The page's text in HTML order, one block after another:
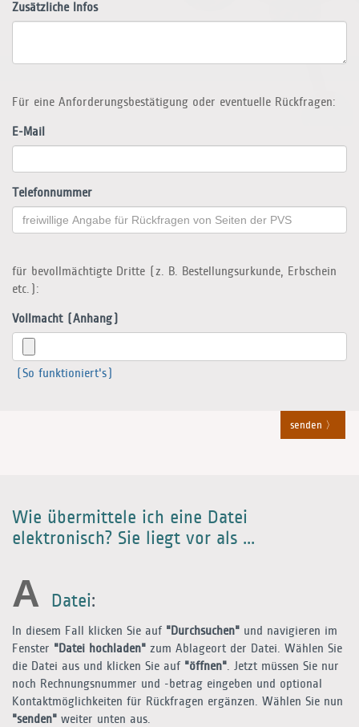
Zusätzliche Infos
Für eine Anforderungsbestätigung oder eventuelle Rückfragen:
E-Mail
Telefonnummer
für bevollmächtigte Dritte (z. B. Bestellungsurkunde, Erbschein
etc.):
Vollmacht (Anhang)
(So funktioniert's)
senden
Wie übermittele ich eine Datei
elektronisch? Sie liegt vor als ...
A Datei:
In diesem Fall klicken Sie auf "Durchsuchen" und navigieren im
Fenster "Datei hochladen" zum Ablageort der Datei. Wählen Sie
die Datei aus und klicken Sie auf "öffnen". Jetzt müssen Sie nur
noch Rechnungsnummer und -betrag eingeben und optional
Kontaktmöglichkeiten für Rückfragen ergänzen. Wählen Sie nun
"senden" weiter unten aus.